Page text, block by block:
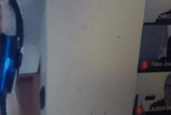
Institucional
Trabalhe Conosco
Eleições Conselho Fiscal -
FAT 2024
Ouvidoria
PDI - Plano de